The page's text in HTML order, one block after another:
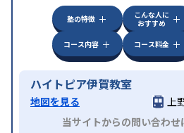
塾の特徴
こんな人に
おすすめ
コース内容
コース料金
ハイトピア伊賀教室
地図を見る
上
当サイトからの問い合わ